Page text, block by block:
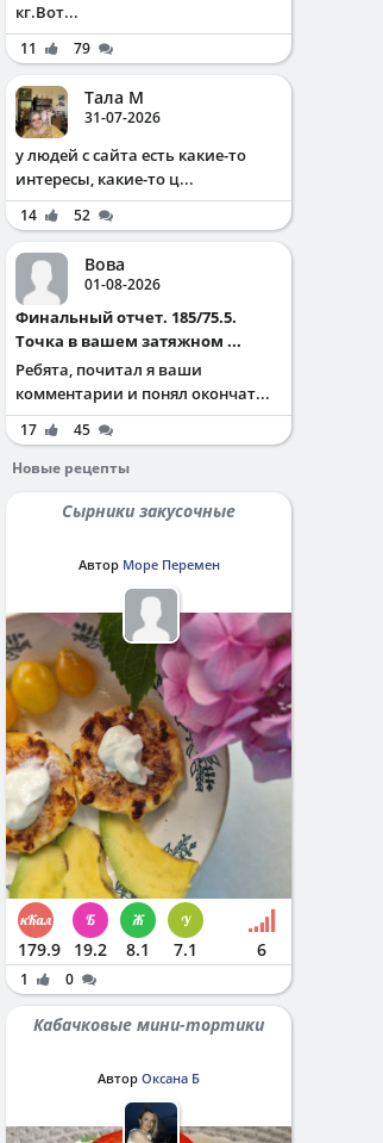
кг.Вот...
11 79
Тала М
31-07-2026
у людей с сайта есть какие-то
интересы, какие-то ц...
14 52
Вова
01-08-2026
Финальный отчет. 185/75.5.
Точка в вашем затяжном ...
Ребята, почитал я ваши
комментарии и понял окончат...
17
45
Новые рецепты
Сырники закусочные
Автор Море Перемен
179.9 19.2 8.1 7.1 6
1 0
Кабачковые мини-тортики
Автор Оксана Б